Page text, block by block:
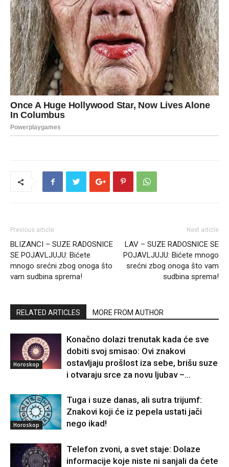
Previous article
BLIZANCI – SUZE RADOSNICE
SE POJAVLJUJU: Bićete
mnogo srećni zbog onoga što
vam sudbina sprema!
Next article
LAV – SUZE RADOSNICE SE
POJAVLJUJU: Bićete mnogo
srećni zbog onoga što vam
sudbina sprema!
RELATED ARTICLES MORE FROM AUTHOR
Horoskop
Konačno dolazi trenutak kada će sve
dobiti svoj smisao: Ovi znakovi
ostavljaju prošlost iza sebe, brišu suze
i otvaraju srce za novu ljubav –...
Horoskop
Tuga i suze danas, ali sutra trijumf:
Znakovi koji će iz pepela ustati jači
nego ikad!
Telefon zvoni, a svet staje: Dolaze
informacije koje niste ni sanjali da ćete